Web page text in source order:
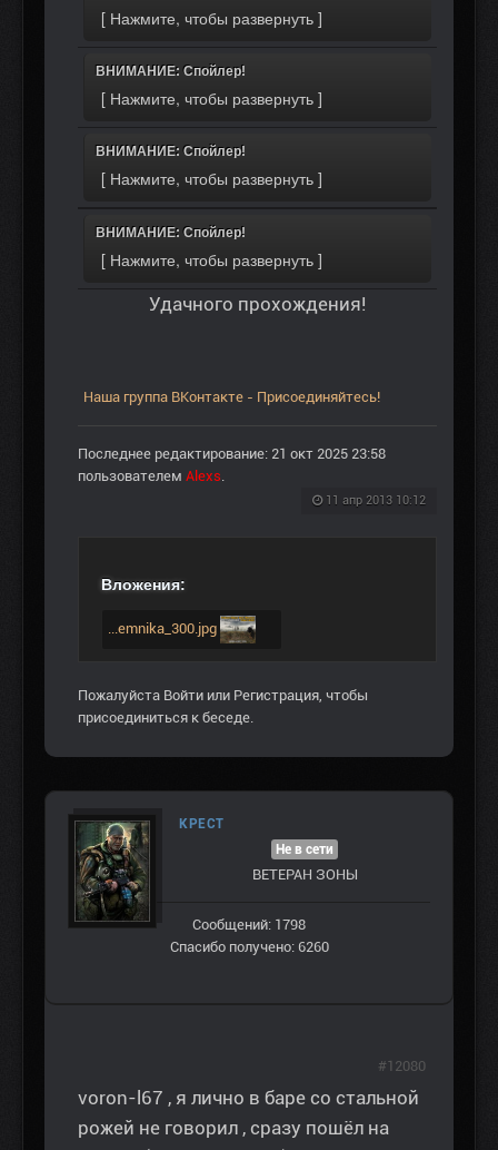
ВНИМАНИЕ: Спойлер!
ВНИМАНИЕ: Спойлер!
ВНИМАНИЕ: Спойлер!
Удачного прохождения!
Наша группа ВКонтакте - Присоединяйтесь!
Последнее редактирование: 21 окт 2025 23:58
пользователем Alexs
11 апр 2013 10:12
Вложения:
...emnika_300.jpg
Пожалуйста Войти или Регистрация, чтобы
присоединиться к беседе.
КРЕСТ
Не в сети
ВЕТЕРАН ЗOНЫ
Сообщений: 1798
Спасибо получено: 6260
voron-l67 , я лично в баре со стальной
рожей не говорил , сразу пошёл на
#12080